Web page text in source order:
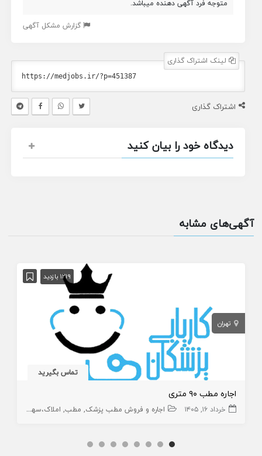
متوجه فرد آگهی دهنده میباشد.
گزارش مشکل آگهی
لینک اشتراک گذاری
اشتراک گذاری
دیدگاه خود را بیان کنید
آگهی‌های مشابه
1219 بازدید
تهران
تماس بگیرید
اجاره مطب ۹۰ متری
خرداد ۱۶, ۱۴۰۵ اجاره و فروش مطب پزشک مطب املاک،سهام و امتیاز